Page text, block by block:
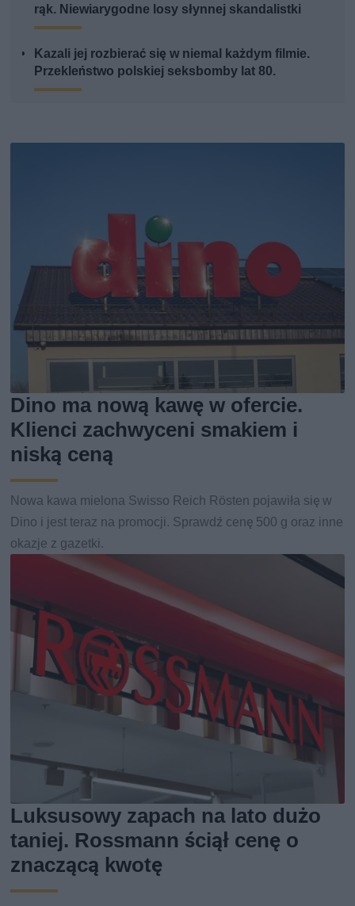
rąk. Niewiarygodne losy słynnej skandalistki
Kazali jej rozbierać się w niemal każdym filmie.
Przekleństwo polskiej seksbomby lat 80.
Dino ma nową kawę w ofercie.
Klienci zachwyceni smakiem i
niską ceną
Nowa kawa mielona Swisso Reich Rösten pojawiła się w
Dino i jest teraz na promocji. Sprawdź cenę 500 g oraz inne
okazje z gazetki.
Luksusowy zapach na lato dużo
taniej. Rossmann ściął cenę o
znaczącą kwotę